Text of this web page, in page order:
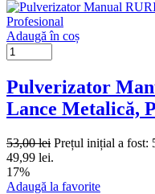
Adaugă în coș
Pulverizator
Lance Metalică,
53,00lei Prețul inițial a fost:
49,99 lei.
17%
Adaugă la favorite